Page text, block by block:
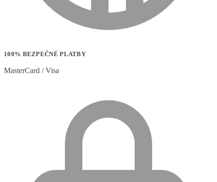
100% BEZPEČNÉ PLATBY
MasterCard / Visa